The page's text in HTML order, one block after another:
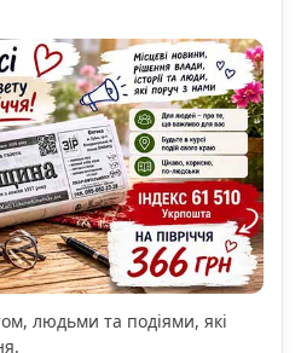
людьми та подіями, які